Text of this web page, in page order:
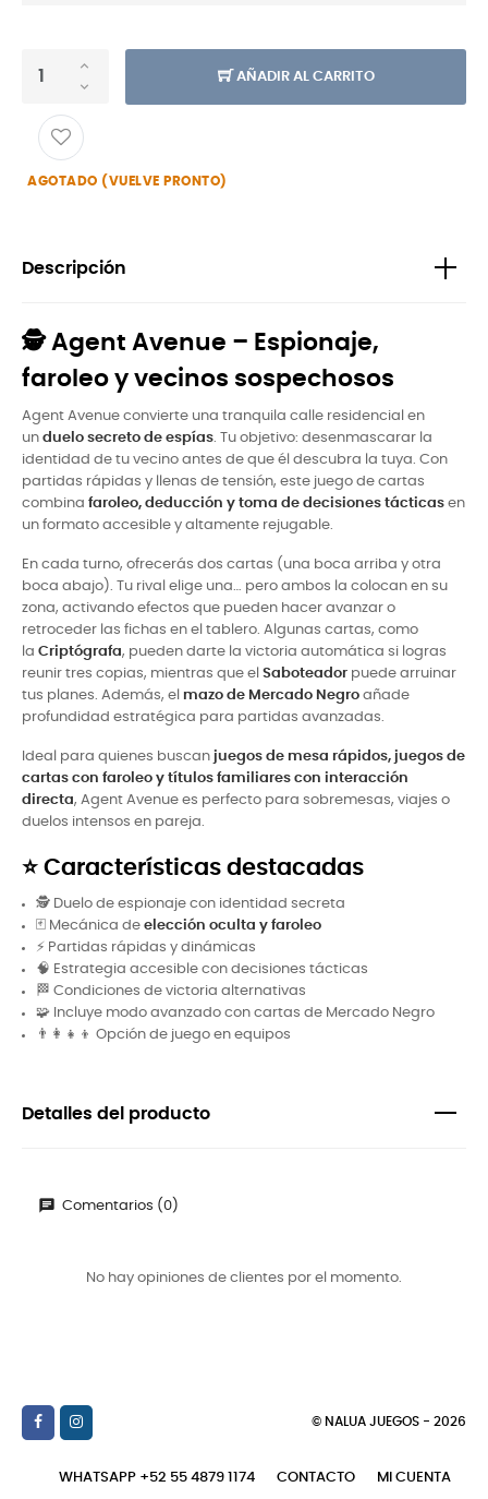
AÑADIR AL CARRITO
AGOTADO (VUELVE PRONTO)
Descripción
🕵️ Agent Avenue – Espionaje,
faroleo y vecinos sospechosos
Agent Avenue convierte una tranquila calle residencial en
un duelo secreto de espías. Tu objetivo: desenmascarar la
identidad de tu vecino antes de que él descubra la tuya. Con
partidas rápidas y llenas de tensión, este juego de cartas
combina faroleo, deducción y toma de decisiones tácticas en
un formato accesible y altamente rejugable.
En cada turno, ofrecerás dos cartas (una boca arriba y otra
boca abajo). Tu rival elige una… pero ambos la colocan en su
zona, activando efectos que pueden hacer avanzar o
retroceder las fichas en el tablero. Algunas cartas, como
la Criptógrafa, pueden darte la victoria automática si logras
reunir tres copias, mientras que el Saboteador puede arruinar
tus planes. Además, el mazo de Mercado Negro añade
profundidad estratégica para partidas avanzadas.
Ideal para quienes buscan juegos de mesa rápidos, juegos de
cartas con faroleo y títulos familiares con interacción
directa, Agent Avenue es perfecto para sobremesas, viajes o
duelos intensos en pareja.
⭐ Características destacadas
🕵️ Duelo de espionaje con identidad secreta
🃏 Mecánica de elección oculta y faroleo
⚡ Partidas rápidas y dinámicas
🧠 Estrategia accesible con decisiones tácticas
🏁 Condiciones de victoria alternativas
🧩 Incluye modo avanzado con cartas de Mercado Negro
👨‍👩‍👧‍👦 Opción de juego en equipos
Detalles del producto
Comentarios (0)
No hay opiniones de clientes por el momento.
© NALUA JUEGOS - 2026
WHATSAPP +52 55 4879 1174 CONTACTO MI CUENTA